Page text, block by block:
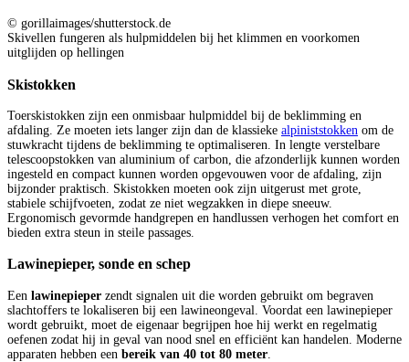
© gorillaimages/shutterstock.de
Skivellen fungeren als hulpmiddelen bij het klimmen en voorkomen
uitglijden op hellingen
Skistokken
Toerskistokken zijn een onmisbaar hulpmiddel bij de beklimming en
afdaling. Ze moeten iets langer zijn dan de klassieke alpiniststokken om de
stuwkracht tijdens de beklimming te optimaliseren. In lengte verstelbare
telescoopstokken van aluminium of carbon, die afzonderlijk kunnen worden
ingesteld en compact kunnen worden opgevouwen voor de afdaling, zijn
bijzonder praktisch. Skistokken moeten ook zijn uitgerust met grote,
stabiele schijfvoeten, zodat ze niet wegzakken in diepe sneeuw.
Ergonomisch gevormde handgrepen en handlussen verhogen het comfort en
bieden extra steun in steile passages.
Lawinepieper, sonde en schep
Een lawinepieper zendt signalen uit die worden gebruikt om begraven
slachtoffers te lokaliseren bij een lawineongeval. Voordat een lawinepieper
wordt gebruikt, moet de eigenaar begrijpen hoe hij werkt en regelmatig
oefenen zodat hij in geval van nood snel en efficiënt kan handelen. Moderne
apparaten hebben een bereik van 40 tot 80 meter